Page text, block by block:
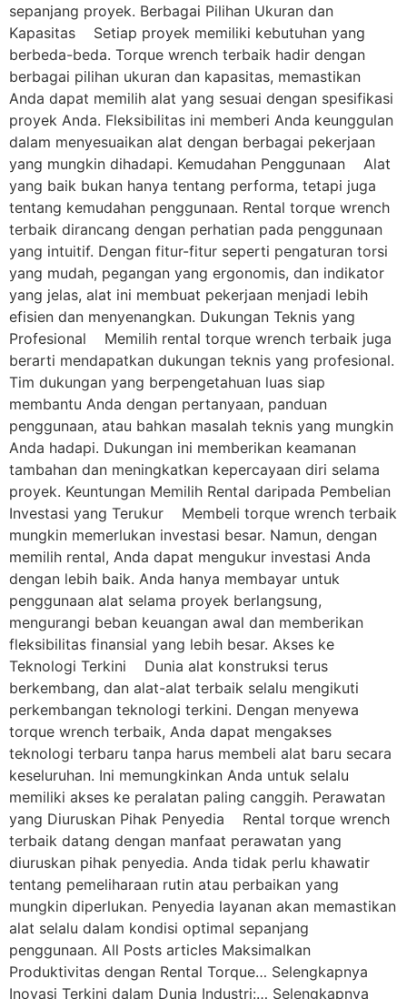
sepanjang proyek. Berbagai Pilihan Ukuran dan
Kapasitas Setiap proyek memiliki kebutuhan yang
berbeda-beda. Torque wrench terbaik hadir dengan
berbagai pilihan ukuran dan kapasitas, memastikan
Anda dapat memilih alat yang sesuai dengan spesifikasi
proyek Anda. Fleksibilitas ini memberi Anda keunggulan
dalam menyesuaikan alat dengan berbagai pekerjaan
yang mungkin dihadapi. Kemudahan Penggunaan Alat
yang baik bukan hanya tentang performa, tetapi juga
tentang kemudahan penggunaan. Rental torque wrench
terbaik dirancang dengan perhatian pada penggunaan
yang intuitif. Dengan fitur-fitur seperti pengaturan torsi
yang mudah, pegangan yang ergonomis, dan indikator
yang jelas, alat ini membuat pekerjaan menjadi lebih
efisien dan menyenangkan. Dukungan Teknis yang
Profesional Memilih rental torque wrench terbaik juga
berarti mendapatkan dukungan teknis yang profesional.
Tim dukungan yang berpengetahuan luas siap
membantu Anda dengan pertanyaan, panduan
penggunaan, atau bahkan masalah teknis yang mungkin
Anda hadapi. Dukungan ini memberikan keamanan
tambahan dan meningkatkan kepercayaan diri selama
proyek. Keuntungan Memilih Rental daripada Pembelian
Investasi yang Terukur Membeli torque wrench terbaik
mungkin memerlukan investasi besar. Namun, dengan
memilih rental, Anda dapat mengukur investasi Anda
dengan lebih baik. Anda hanya membayar untuk
penggunaan alat selama proyek berlangsung,
mengurangi beban keuangan awal dan memberikan
fleksibilitas finansial yang lebih besar. Akses ke
Teknologi Terkini Dunia alat konstruksi terus
berkembang, dan alat-alat terbaik selalu mengikuti
perkembangan teknologi terkini. Dengan menyewa
torque wrench terbaik, Anda dapat mengakses
teknologi terbaru tanpa harus membeli alat baru secara
keseluruhan. Ini memungkinkan Anda untuk selalu
memiliki akses ke peralatan paling canggih. Perawatan
yang Diuruskan Pihak Penyedia Rental torque wrench
terbaik datang dengan manfaat perawatan yang
diuruskan pihak penyedia. Anda tidak perlu khawatir
tentang pemeliharaan rutin atau perbaikan yang
mungkin diperlukan. Penyedia layanan akan memastikan
alat selalu dalam kondisi optimal sepanjang
penggunaan. All Posts articles Maksimalkan
Produktivitas dengan Rental Torque… Selengkapnya
Inovasi Terkini dalam Dunia Industri:… Selengkapnya